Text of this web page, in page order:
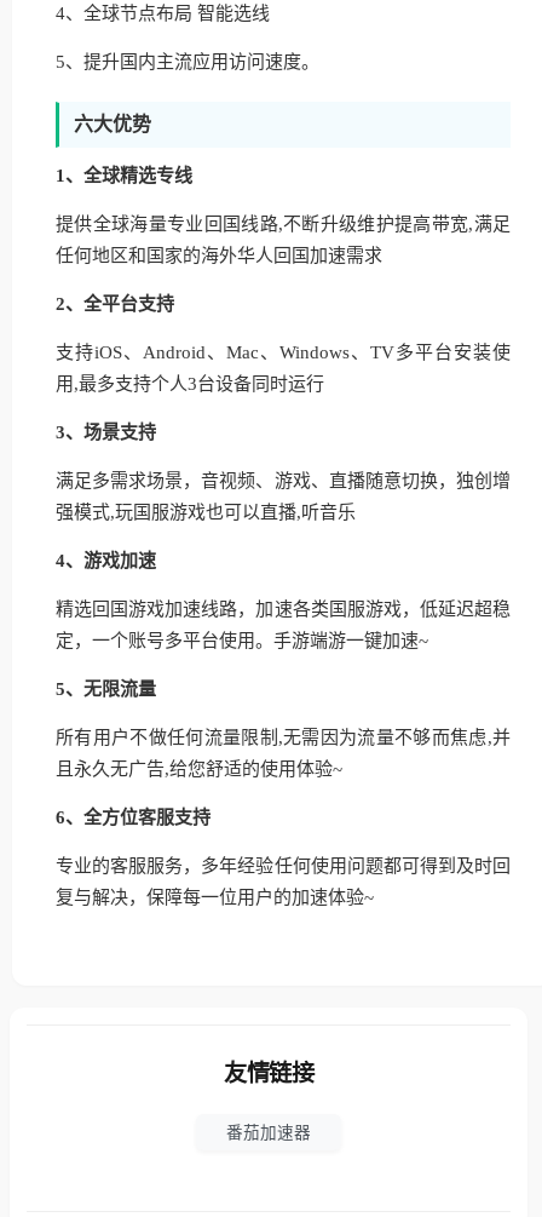
4、全球节点布局 智能选线
5、提升国内主流应用访问速度。
六大优势
1、全球精选专线
提供全球海量专业回国线路,不断升级维护提高带宽,满足
任何地区和国家的海外华人回国加速需求
2、全平台支持
支持iOS、Android、Mac、Windows、TV多平台安装使
用,最多支持个人3台设备同时运行
3、场景支持
满足多需求场景，音视频、游戏、直播随意切换，独创增
强模式,玩国服游戏也可以直播,听音乐
4、游戏加速
精选回国游戏加速线路，加速各类国服游戏，低延迟超稳
定，一个账号多平台使用。手游端游一键加速~
5、无限流量
所有用户不做任何流量限制,无需因为流量不够而焦虑,并
且永久无广告,给您舒适的使用体验~
6、全方位客服支持
专业的客服服务，多年经验任何使用问题都可得到及时回
复与解决，保障每一位用户的加速体验~
友情链接
番茄加速器